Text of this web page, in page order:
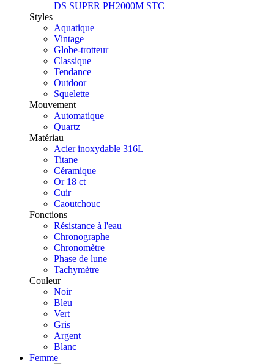
DS SUPER PH2000M STC
Styles
Aquatique
Vintage
Globe-trotteur
Classique
Tendance
Outdoor
Squelette
Mouvement
Automatique
Quartz
Matériau
Acier inoxydable 316L
Titane
Céramique
Or 18 ct
Cuir
Caoutchouc
Fonctions
Résistance à l'eau
Chronographe
Chronomètre
Phase de lune
Tachymètre
Couleur
Noir
Bleu
Vert
Gris
Argent
Blanc
Femme